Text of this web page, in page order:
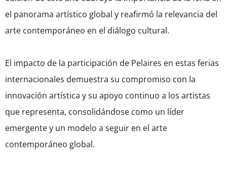
el panorama artístico global y reafirmó la relevancia del
arte contemporáneo en el diálogo cultural.
El impacto de la participación de Pelaires en estas ferias
internacionales demuestra su compromiso con la
innovación artística y su apoyo continuo a los artistas
que representa, consolidándose como un líder
emergente y un modelo a seguir en el arte
contemporáneo global.